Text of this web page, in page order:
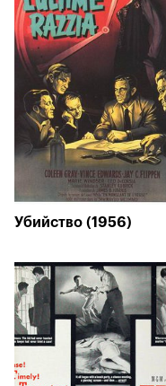
Убийство (1956)